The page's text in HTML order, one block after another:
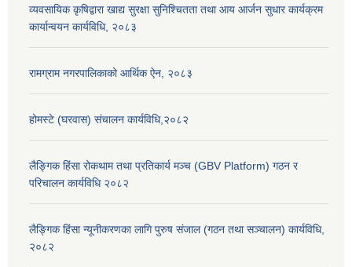
व्यवसायिक कृषिद्वारा खाद्य सुरक्षा सुनिश्चितता तथा आय आर्जन सुधार कार्यक्रम
कार्यान्वयन कार्यविधि, २०८३
रामग्राम नगरपालिकाको आर्थिक ऐन, २०८३
होमस्टे (घरवास) संचालन कार्यविधि,२०८२
लैङ्गिक हिंसा रोकथाम तथा प्रतिकार्य मञ्च (GBV Platform) गठन र
परिचालन कार्यविधि २०८२
लैङ्गिक हिंसा न्यूनीकरणका लागि पुरुष संजाल (गठन तथा सञ्चालन) कार्यविधि,
२०८२